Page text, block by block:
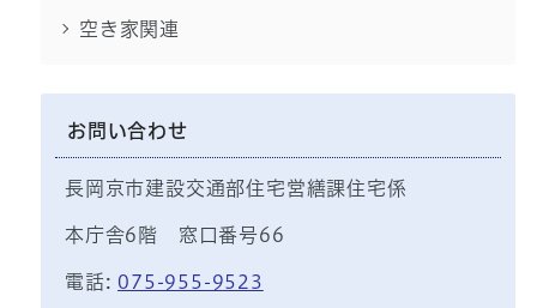
空き家関連
お問い合わせ
長岡京市建設交通部住宅営繕課住宅係
本庁舎6階 窓口番号66
電話: 075-955-9523